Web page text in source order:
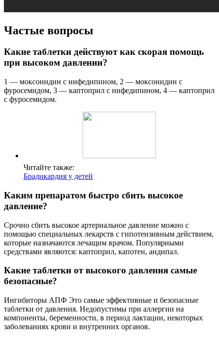
Частые вопросы
Какие таблетки действуют как скорая помощь
при высоком давлении?
1 — моксонидин с нифедипином, 2 — моксонидин с
фуросемидом, 3 — каптоприл с нифедипином, 4 — каптоприл
с фуросемидом.
Читайте также:
Брадикардия у детей
Каким препаратом быстро сбить высокое
давление?
Срочно сбить высокое артериальное давление можно с
помощью специальных лекарств с гипотензивным действием,
которые назначаются лечащим врачом. Популярными
средствами являются: каптоприл, капотен, андипал.
Какие таблетки от высокого давления самые
безопасные?
Ингибиторы АПФ Это самые эффективные и безопасные
таблетки от давления. Недопустимы при аллергии на
компоненты, беременности, в период лактации, некоторых
заболеваниях крови и внутренних органов.